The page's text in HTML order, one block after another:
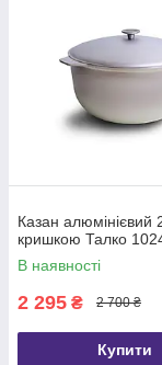
Казан алюмінієвий
кришкою Талко
В наявності
2 295 ₴ 2 700 ₴
Купити